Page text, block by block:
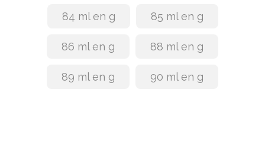
84 ml en g 85 ml en g
86 ml en g 88 ml en g
89 ml en g 90 ml en g